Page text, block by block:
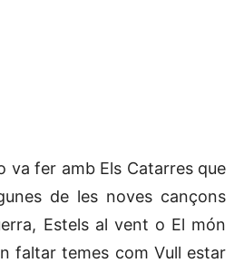
va fer amb Els Catarres que
de les noves cançons
Estels al vent o El món
faltar temes com Vull estar